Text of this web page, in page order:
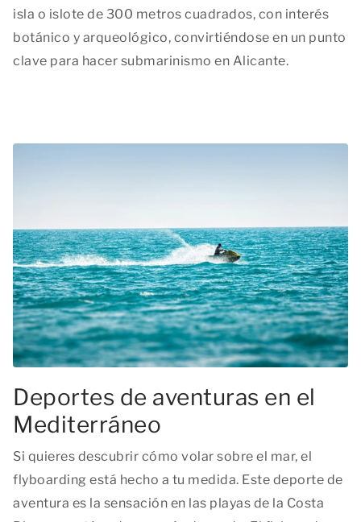
isla o islote de 300 metros cuadrados, con interés
botánico y arqueológico, convirtiéndose en un punto
clave para hacer submarinismo en Alicante.
Deportes de aventuras en el
Mediterráneo
Si quieres descubrir cómo volar sobre el mar, el
flyboarding está hecho a tu medida. Este deporte de
aventura es la sensación en las playas de la Costa